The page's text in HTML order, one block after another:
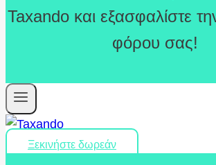
Taxando και εξασφαλίστε
φόρου σας!
Ξεκινήστε δωρεάν